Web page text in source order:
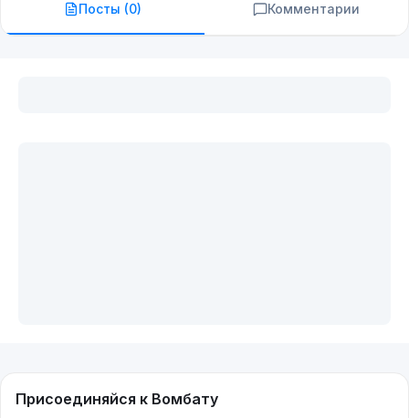
Посты (0) Комментарии
Присоединяйся к Вомбату